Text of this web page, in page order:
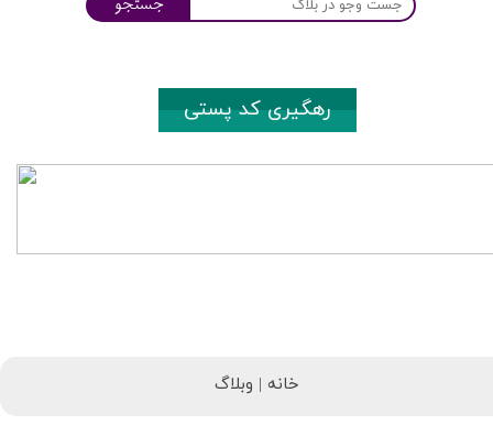
جستجو
رهگیری کد پستی
خانه | وبلاگ